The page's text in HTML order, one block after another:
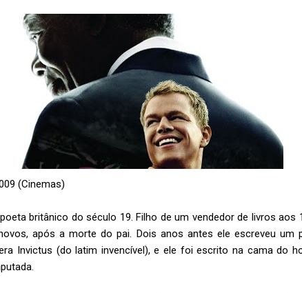
(Cinemas)
britânico do século 19. Filho de um vendedor de livros
após a morte do pai. Dois anos antes ele escreveu um
Invictus (do latim invencível), e ele foi escrito na cama do